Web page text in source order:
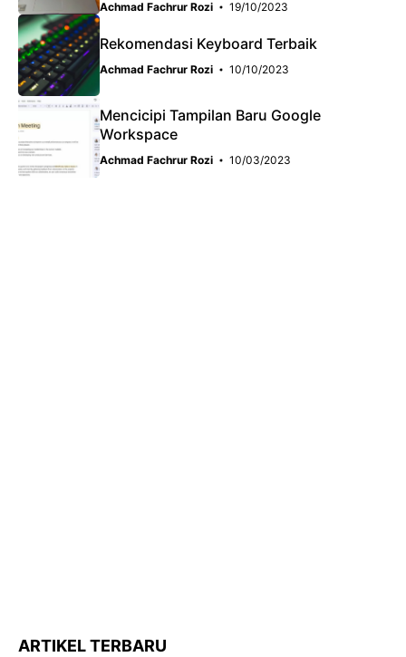
Achmad Fachrur Rozi 19/10/2023
Rekomendasi Keyboard Terbaik
Achmad Fachrur Rozi 10/10/2023
Mencicipi Tampilan Baru Google
Workspace
Achmad Fachrur Rozi 10/03/2023
ARTIKEL TERBARU